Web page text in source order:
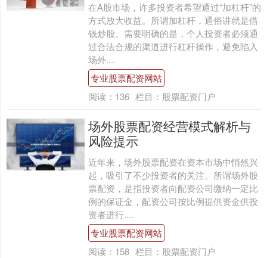
在A股市场，许多投资者希望通过“加杠杆”的
方式放大收益。所谓加杠杆，通俗讲就是借
钱炒股。需要明确的是，个人投资者必须通
过合法合规的渠道进行杠杆操作，避免陷入
场外....
专业股票配资网站
阅读： 136 栏目： 股票配资门户
场外股票配资经营模式解析与
风险提示
近年来，场外股票配资在资本市场中悄然兴
起，吸引了不少投资者的关注。所谓场外股
票配资，是指投资者向配资公司缴纳一定比
例的保证金，配资公司按比例提供资金供投
资者进行....
专业股票配资网站
阅读： 158 栏目： 股票配资门户